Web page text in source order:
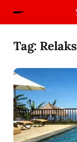
Tag: Relaks